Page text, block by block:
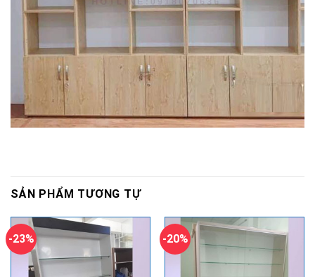
SẢN PHẨM TƯƠNG TỰ
-23% -20%